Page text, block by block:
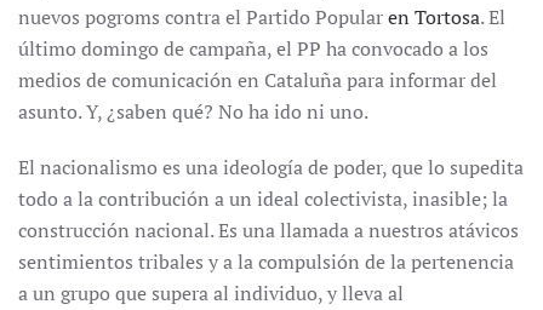
nuevos pogroms contra el Partido Popularen Tortosa. El
último domingo de campaña, el PP ha convocado a los
medios de comunicación en Cataluña para informar del
asunto. Y, ¿saben qué? No ha ido ni uno.
El nacionalismo es una ideología de poder, que lo supedita
todo a la contribución a un ideal colectivista, inasible; la
construcción nacional. Es una llamada a nuestros atávicos
sentimientos tribales y a la compulsión de la pertenencia
a un grupo que supera al individuo, y lleva al